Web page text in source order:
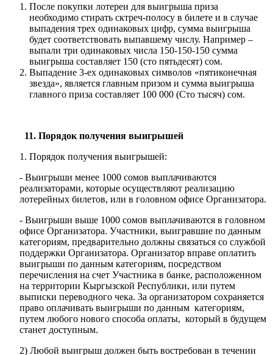
После покупки лотереи для выигрыша приза
необходимо стирать сктреч-полосу в билете и в случае
выпадения трех одинаковых цифр, сумма выигрыша
будет соответствовать выпавшему числу. Например –
выпали три одинаковых числа 150-150-150 сумма
выигрыша составляет 150 (сто пятьдесят) сом.
Выпадение 3-ех одинаковых символов «пятиконечная
звезда», является главным призом и сумма выигрыша
главного приза составляет 100 000 (Сто тысяч) сом.
11. Порядок получения выигрышей
Порядок получения выигрышей:
- Выигрыши менее 1000 сомов выплачиваются
реализаторами, которые осуществляют реализацию
лотерейных билетов, или в головном офисе Организатора.
- Выигрыши выше 1000 сомов выплачиваются в головном
офисе Организатора. Участники, выигравшие по данным
категориям, предварительно должны связаться со службой
поддержки Организатора. Организатор вправе оплатить
выигрыши по данным категориям, посредством
перечисления на счет Участника в банке, расположенном
на территории Кыргызской Республики, или путем
выписки переводного чека. За организатором сохраняется
право оплачивать выигрыши по данным категориям,
путем любого нового способа оплаты, который в будущем
станет доступным.
2) Любой выигрыш должен быть востребован в течении